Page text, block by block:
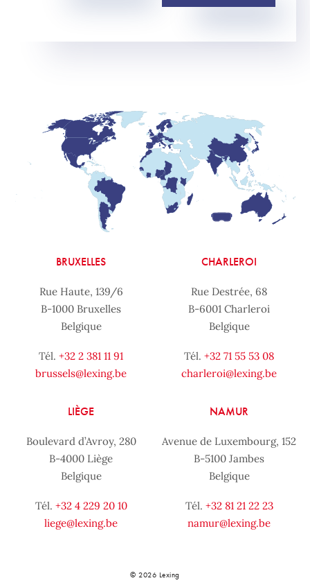
BRUXELLES
Rue Haute, 139/6
B-1000 Bruxelles
Belgique
Tél. +32 2 381 11 91
brussels@lexing.be
CHARLEROI
Rue Destrée, 68
B-6001 Charleroi
Belgique
Tél. +32 71 55 53 08
charleroi@lexing.be
LIÈGE
Boulevard d’Avroy, 280
B-4000 Liège
Belgique
Tél. +32 4 229 20 10
liege@lexing.be
NAMUR
Avenue de Luxembourg, 152
B-5100 Jambes
Belgique
Tél. +32 81 21 22 23
namur@lexing.be
© 2026 Lexing